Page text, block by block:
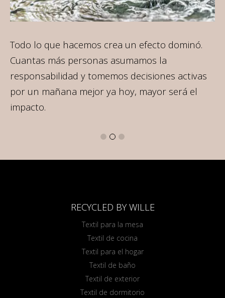
Todo lo que hacemos crea un efecto dominó.
Cuantas más personas asumamos la
responsabilidad y tomemos decisiones activas
por un mañana mejor ya hoy, mayor será el
impacto.
RECYCLED BY WILLE
Textil para la mesa
Textil de cocina
Textil para el hogar
Textil de baño
Textil de exterior
Textil de dormitorio